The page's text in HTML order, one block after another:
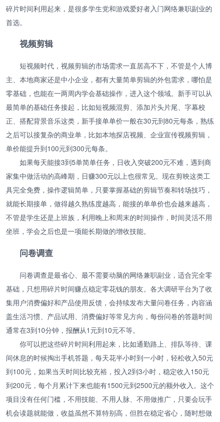
碎片时间利用起来，是很多学生党和游戏爱好者入门网络兼职副业的
首选。
视频剪辑
短视频时代，视频剪辑的市场需求一直居高不下，不管是个人博
主、本地商家还是中小企业，都有大量简单剪辑的外包需求，哪怕是
零基础，也能在一两周内学会基础操作，进入这个领域。新手可以从
最简单的基础任务接起，比如短视频混剪、添加片头片尾、字幕校
正、搭配背景音乐这类，新手接单单价一般在30元到80元每条，熟练
之后可以接复杂的商业单，比如本地探店视频、企业宣传视频剪辑，
单价能提升到100元到300元每条。
如果每天能接3到5单简单任务，日收入突破200元不难，遇到商
家集中做活动的高峰期，日赚300元以上也很常见。现在剪映这类工
具完全免费，操作逻辑简单，只要掌握基础的剪辑节奏和转场技巧，
就能长期接单，做得越久熟练度越高，能接的单单价也会越来越高，
不管是学生还是上班族，利用晚上和周末的时间操作，时间灵活不用
坐班，学会之后也是一项能长期做的增收技能。
问卷调查
问卷调查是最省心、最不需要动脑的网络兼职副业，适合完全零
基础，只想用碎片时间赚点稳定零花钱的朋友。各大调研平台为了收
集用户消费偏好和产品使用反馈，会持续发布大量问卷任务，内容涵
盖生活习惯、产品试用、消费偏好等常见方向，每份问卷的答题时间
通常在3到10分钟，报酬从1元到10元不等。
你可以把这些碎片时间利用起来，比如通勤路上、排队等待、课
间休息的时候掏出手机答题，每天花半小时到一小时，轻松收入50元
到100元，如果当天时间比较充裕，投入2到3小时，稳定收入150元
到200元，每个月累计下来也能有1500元到2500元的额外收入。这个
项目没有任何门槛，不用技能、不用人脉、不用做推广，只要会玩手
机会读题就能做，收益虽然不算特别高，但胜在稳定省心，随时想做